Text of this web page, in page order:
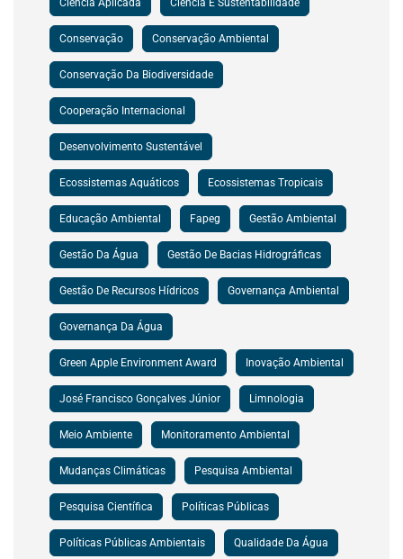
Ciência Aplicada Ciência E Sustentabilidade
Conservação Conservação Ambiental
Conservação Da Biodiversidade
Cooperação Internacional
Desenvolvimento Sustentável
Ecossistemas Aquáticos Ecossistemas Tropicais
Educação Ambiental Fapeg Gestão Ambiental
Gestão Da Água Gestão De Bacias Hidrográficas
Gestão De Recursos Hídricos Governança Ambiental
Governança Da Água
Green Apple Environment Award Inovação Ambiental
José Francisco Gonçalves Júnior Limnologia
Meio Ambiente Monitoramento Ambiental
Mudanças Climáticas Pesquisa Ambiental
Pesquisa Científica Políticas Públicas
Políticas Públicas Ambientais Qualidade Da Água